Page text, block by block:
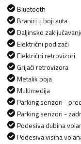
Bluetooth
Branici u boji auta
Daljinsko
Električni podizači
Električni retrovizori
Grijači retrovizora
Metalik boja
Multimedija
Parking senzori -
Parking senzori -
Podesiva dubina
Podesiva visina